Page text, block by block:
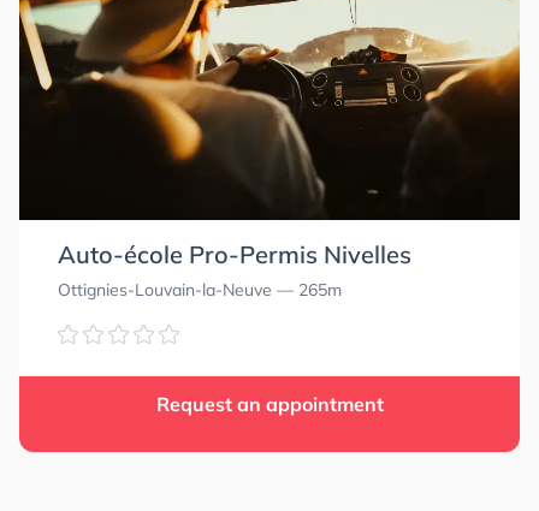
Auto-école Pro-Permis Nivelles
Ottignies-Louvain-la-Neuve — 265m
Request an appointment